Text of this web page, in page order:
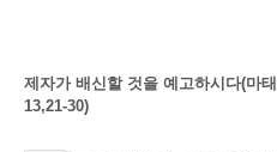
제자가 배신할 것을 예고하시다(마
13,21-30)